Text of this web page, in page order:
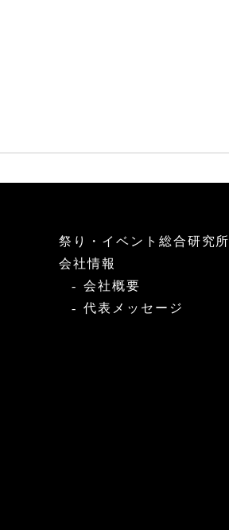
祭り・イベント総合研究所
会社情報
会社概要
代表メッセージ